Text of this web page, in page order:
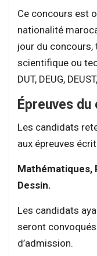
Ce concours est
nationalité
jour du concours,
scientifique ou
DUT, DEUG,
Épreuves
Les candidats
aux épreuves
Mathématiques,
Dessin.
Les candidats
seront
d’admission.